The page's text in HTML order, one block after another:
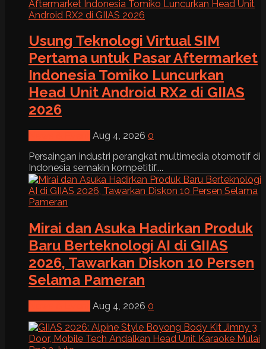
Usung Teknologi Virtual SIM
Pertama untuk Pasar Aftermarket
Indonesia Tomiko Luncurkan
Head Unit Android RX2 di GIIAS
2026
Aug 4, 2026 0
Persaingan industri perangkat multimedia otomotif di
Indonesia semakin kompetitif....
Mirai dan Asuka Hadirkan Produk
Baru Berteknologi AI di GIIAS
2026, Tawarkan Diskon 10 Persen
Selama Pameran
Aug 4, 2026 0